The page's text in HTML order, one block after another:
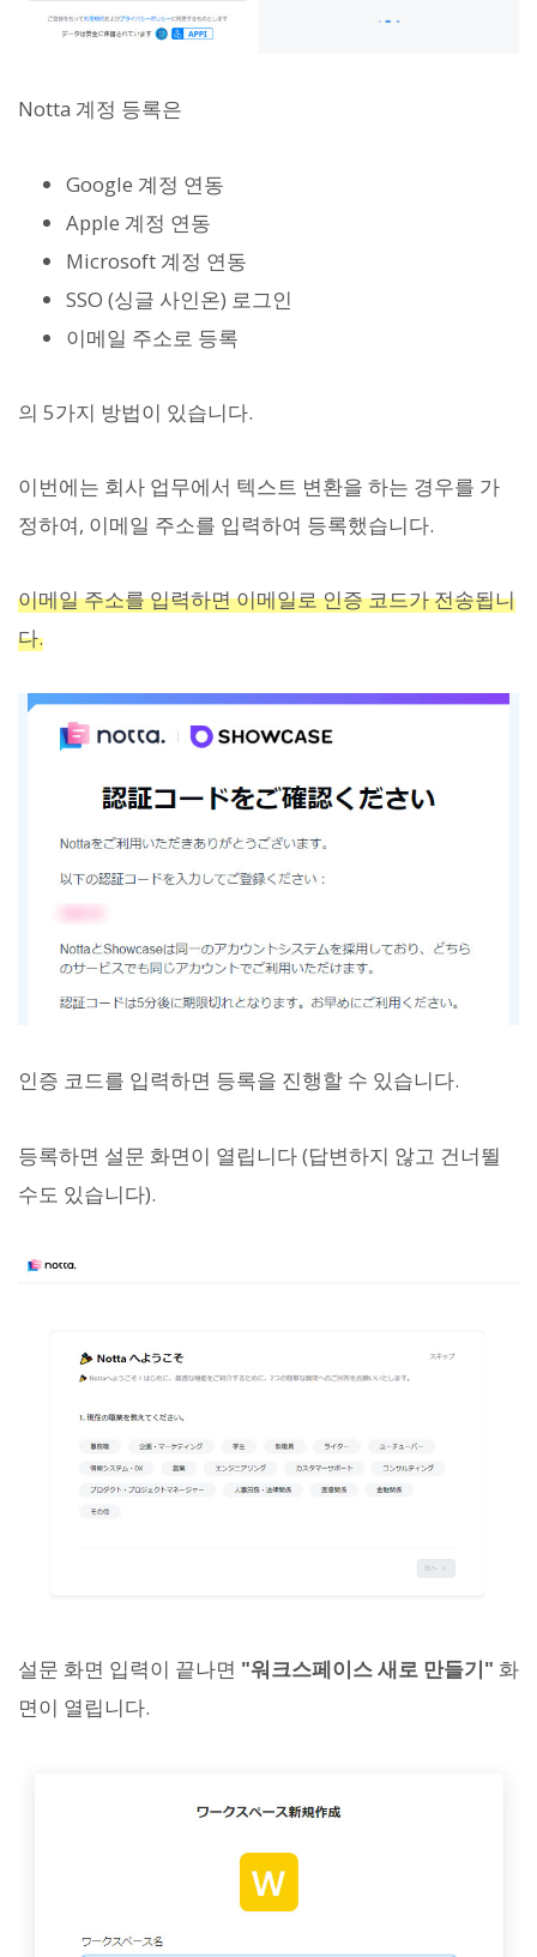
Notta 계정 등록은
Google 계정 연동
Apple 계정 연동
Microsoft 계정 연동
SSO (싱글 사인온) 로그인
이메일 주소로 등록
의 5가지 방법이 있습니다.
이번에는 회사 업무에서 텍스트 변환을 하는 경우를 가
정하여, 이메일 주소를 입력하여 등록했습니다.
이메일 주소를 입력하면 이메일로 인증 코드가 전송됩니
다.
인증 코드를 입력하면 등록을 진행할 수 있습니다.
등록하면 설문 화면이 열립니다 (답변하지 않고 건너뛸
수도 있습니다).
설문 화면 입력이 끝나면 "워크스페이스 새로 만들기" 화
면이 열립니다.